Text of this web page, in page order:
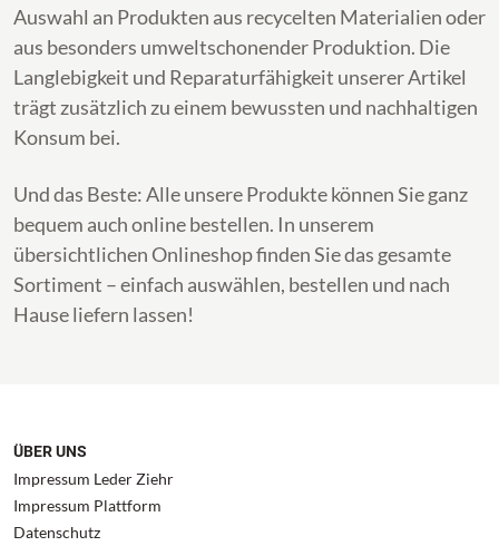
Auswahl an Produkten aus recycelten Materialien oder
aus besonders umweltschonender Produktion. Die
Langlebigkeit und Reparaturfähigkeit unserer Artikel
trägt zusätzlich zu einem bewussten und nachhaltigen
Konsum bei.
Und das Beste: Alle unsere Produkte können Sie ganz
bequem auch online bestellen. In unserem
übersichtlichen Onlineshop finden Sie das gesamte
Sortiment – einfach auswählen, bestellen und nach
Hause liefern lassen!
ÜBER UNS
Impressum Leder Ziehr
Impressum Plattform
Datenschutz